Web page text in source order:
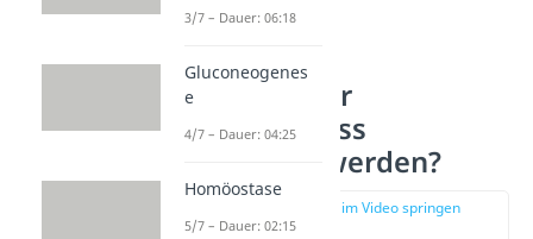
Wie kann der
Sterbeprozess
erleichtert werden?
zur Stelle im Video springen
(04:52)
3/7 – Dauer: 06:18
Gluconeogenes
e
4/7 – Dauer: 04:25
Homöostase
5/7 – Dauer: 02:15